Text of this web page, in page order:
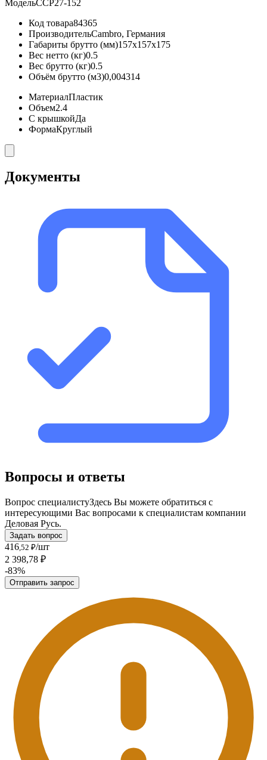
МодельCCP27-152
Код товара84365
ПроизводительCambro, Германия
Габариты брутто (мм)157x157x175
Вес нетто (кг)0.5
Вес брутто (кг)0.5
Объём брутто (м3)0,004314
МатериалПластик
Объем2.4
С крышкойДа
ФормаКруглый
Документы
Вопросы и ответы
Вопрос специалистуЗдесь Вы можете обратиться с
интересующими Вас вопросами к специалистам компании
Деловая Русь.
Задать вопрос
416 ,52 ₽/шт
2 398,78 ₽
-83%
Отправить запрос